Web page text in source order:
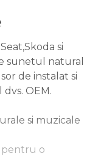
si
sunetul natural
de instalat si
OEM.
si muzicale
pentru o